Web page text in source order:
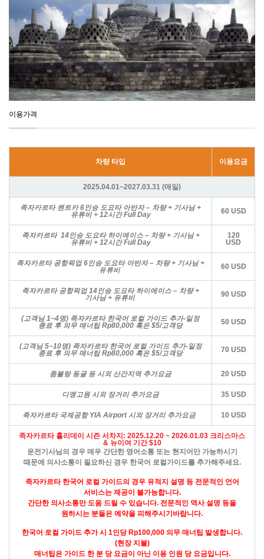
이용가격
차량 타입 이용요금
2025.04.01~2027.03.31 (매일)
족자카르타 렌트카 6인승 도요타 아반자 – 차량 + 기사님 +
유류비 + 12시간Full Day 60 USD
족자카르타 14인승 도요타 하이에이스 – 차량 + 기사님 +
유류비 + 12시간 Full Day
120
USD
족자카르타 공항픽업 6인승 도요타 아반자 – 차량 + 기사님 +
유류비
60 USD
족자카르타 공항픽업 14인승 도요타 하이에이스 – 차량 +
기사님 + 유류비
90 USD
(고객님 1~4명) 족자카르타 한국어 로컬 가이드 추가-일정
종료 후 의무 매너팁 Rp80,000 혹은 $5/고객당
50 USD
(고객님 5~10명) 족자카르타 한국어 로컬 가이드 추가-일정
종료 후 의무 매너팁 Rp80,000 혹은 $5/고객당
70 USD
좀블랑 동굴 등 시외 산간지역 추가요금 20 USD
디엥고원 시외 장거리 추가요금 35 USD
족자카르타 국제공항 YIA Airport 시외 장거리 추가요금 10 USD
족자카르타 홀리데이 시즌 서차지: 2025.12.20 ~ 2026.01.03 크리스마스
& 뉴이여 기간 $10
운전기사님의 경우 매우 간단한 영어소통 또는 현지어만 가능하시기
때문에
의사소통이 필요하신 경우 한국어 로컬가이드를 추가해주세요.
족자카르타 한국어 로컬 가이드의 경우 유적지 설명 등 전문적인 언어
서비스는 제공이 불가능합니다.
간단한 의사소통만 도움 드릴 수 있습니다. 전문적인 역사 설명 등을
원하시는 분들은 예약을 피해주시기바랍니다.
한국어 로컬 가이드 추가 시 1인당 Rp100,000 의무 매너팁 발생합니다.
(현장 지불)
매너팁은 가이드 한 분 당 요금이 아닌 이용 인원 당 요금입니다.